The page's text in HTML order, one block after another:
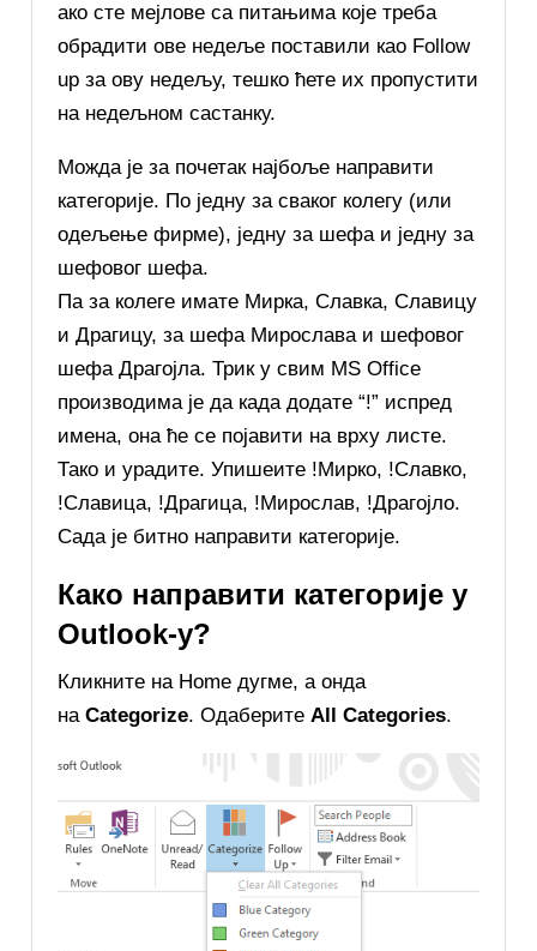
ако сте мејлове са питањима које треба
обрадити ове недеље поставили као Follow
up за ову недељу, тешко ћете их пропустити
на недељном састанку.
Можда је за почетак најбоље направити
категорије. По једну за сваког колегу (или
одељење фирме), једну за шефа и једну за
шефовог шефа.
Па за колеге имате Мирка, Славка, Славицу
и Драгицу, за шефа Мирослава и шефовог
шефа Драгојла. Трик у свим MS Office
производима је да када додате “!” испред
имена, она ће се појавити на врху листе.
Тако и урадите. Упишеите !Мирко, !Славко,
!Славица, !Драгица, !Мирослав, !Драгојло.
Сада је битно направити категорије.
Како направити категорије у
Outlook-у?
Кликните на Home дугме, а онда
наCategorize. ОдаберитеAll Categories.